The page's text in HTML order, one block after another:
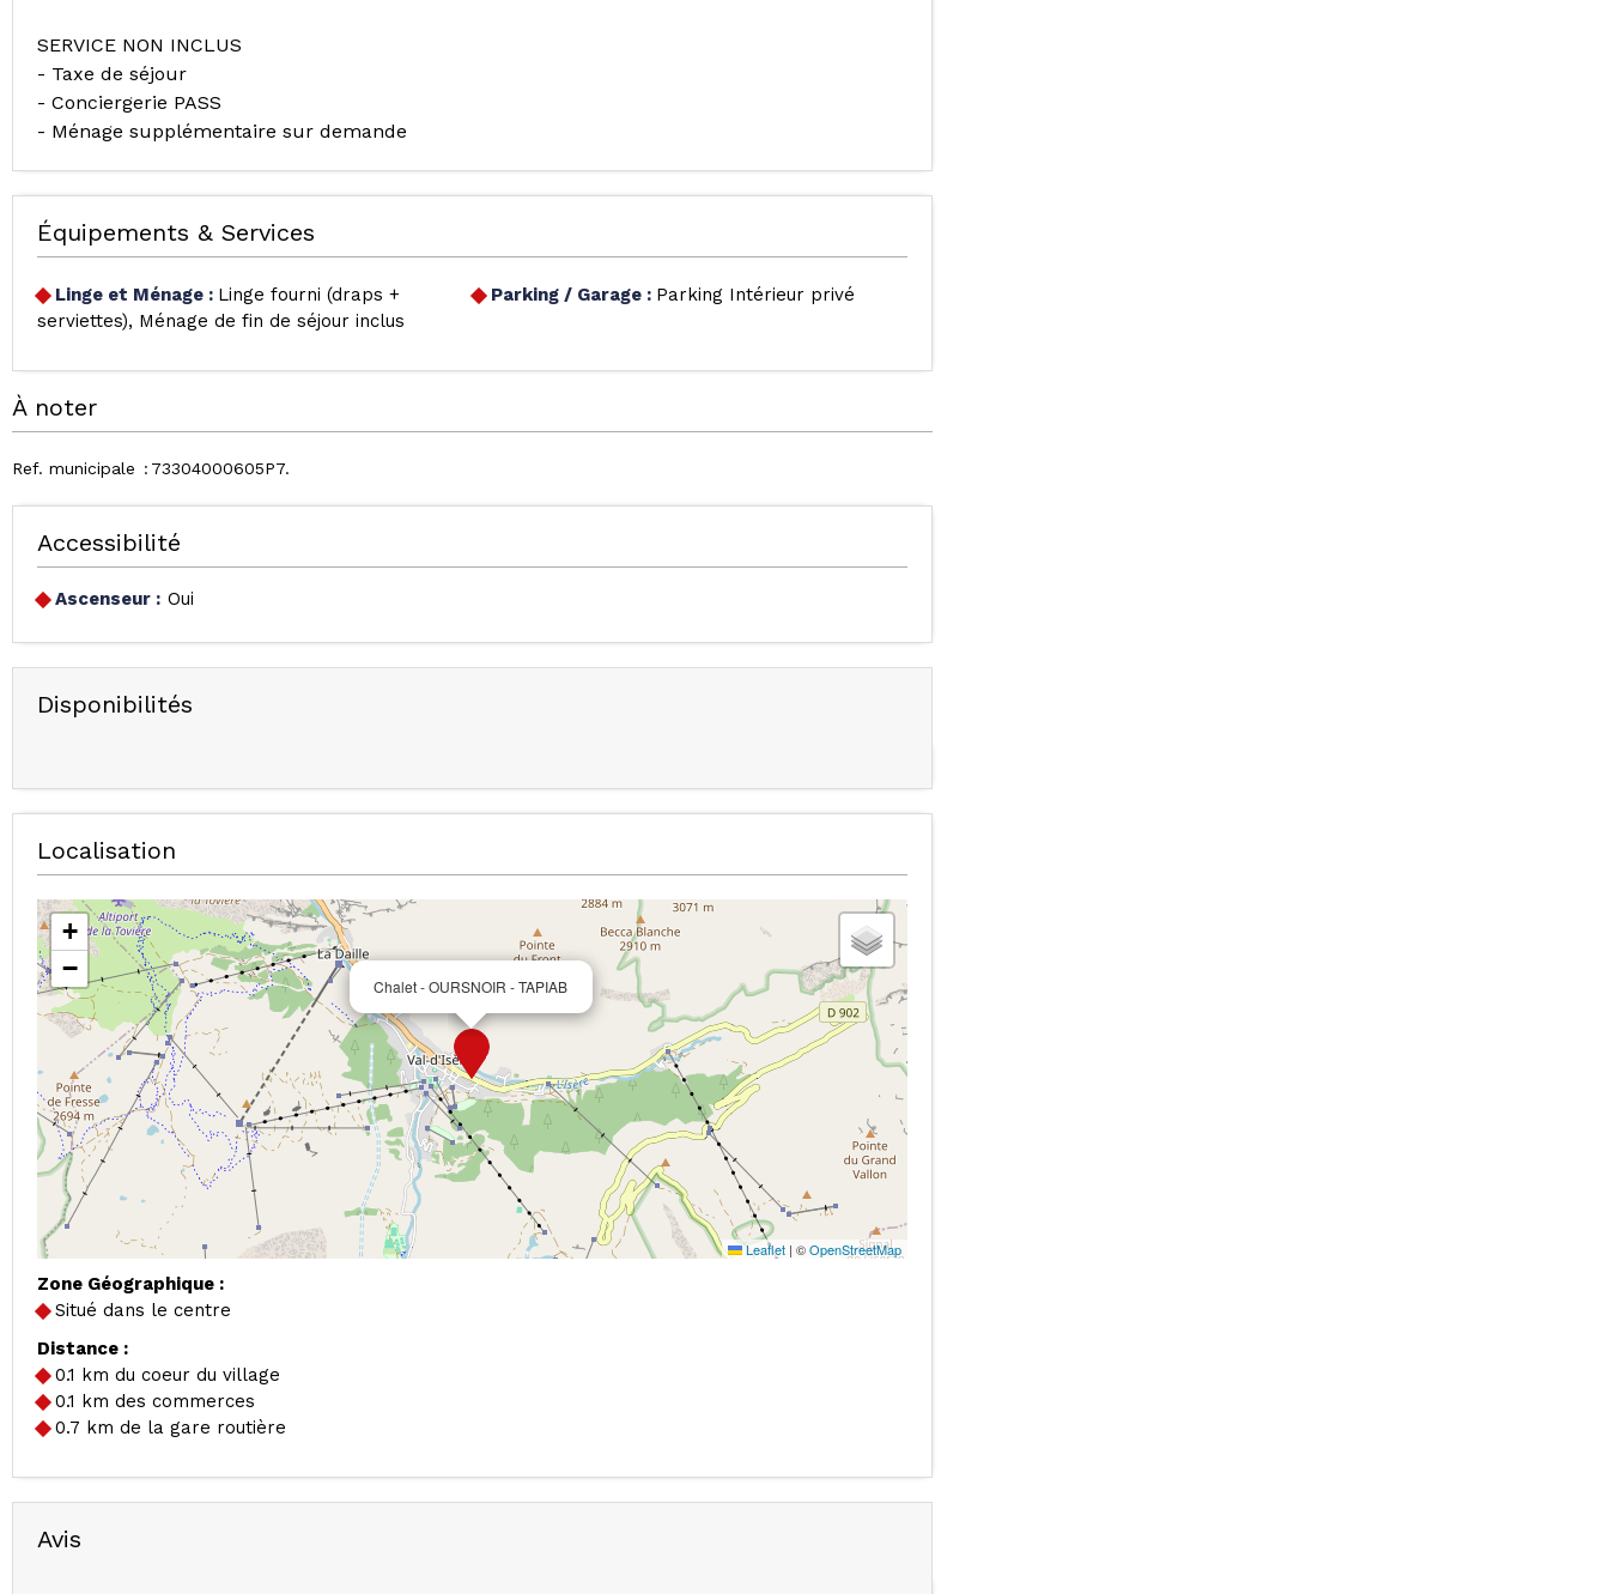
SERVICE NON INCLUS
- Taxe de séjour
- Conciergerie PASS
- Ménage supplémentaire sur demande
Équipements & Services
Linge et Ménage : Linge fourni (draps +
serviettes)
Ménage de fin de séjour inclus
Parking / Garage : Parking Intérieur privé
À noter
Ref. municipale 73304000605P7
Accessibilité
Ascenseur : Oui
Disponibilités
Localisation
Chalet - OURSNOIR - TAPIAB
+
−
Leaflet | ©OpenStreetMap
Zone Géographique :
Situé dans le centre
Distance :
0.1 km du coeur du village
0.1 km des commerces
0.7 km de la gare routière
Avis